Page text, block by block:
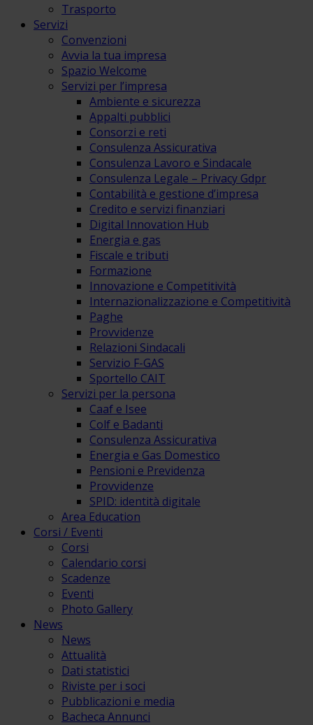
Trasporto
Servizi
Convenzioni
Avvia la tua impresa
Spazio Welcome
Servizi per l’impresa
Ambiente e sicurezza
Appalti pubblici
Consorzi e reti
Consulenza Assicurativa
Consulenza Lavoro e Sindacale
Consulenza Legale – Privacy Gdpr
Contabilità e gestione d’impresa
Credito e servizi finanziari
Digital Innovation Hub
Energia e gas
Fiscale e tributi
Formazione
Innovazione e Competitività
Internazionalizzazione e Competitività
Paghe
Provvidenze
Relazioni Sindacali
Servizio F-GAS
Sportello CAIT
Servizi per la persona
Caaf e Isee
Colf e Badanti
Consulenza Assicurativa
Energia e Gas Domestico
Pensioni e Previdenza
Provvidenze
SPID: identità digitale
Area Education
Corsi / Eventi
Corsi
Calendario corsi
Scadenze
Eventi
Photo Gallery
News
News
Attualità
Dati statistici
Riviste per i soci
Pubblicazioni e media
Bacheca Annunci